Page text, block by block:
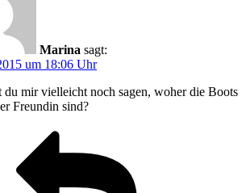
Marina sagt:
um 18:06 Uhr
du mir vielleicht noch sagen, woher die Boots
Freundin sind?